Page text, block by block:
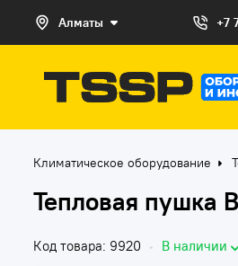
Алматы +7
Климатическое оборудование
Тепловая пушка
Код товара: 9920 • В наличии